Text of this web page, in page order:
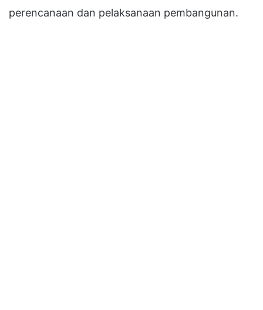
perencanaan dan pelaksanaan pembangunan.